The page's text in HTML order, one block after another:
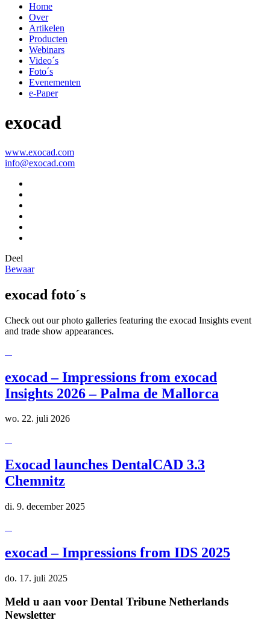
Home
Over
Artikelen
Producten
Webinars
Video´s
Foto´s
Evenementen
e-Paper
exocad
www.exocad.com
info@exocad.com
Deel
Bewaar
exocad foto´s
Check out our photo galleries featuring the exocad Insights event
and trade show appearances.
exocad – Impressions from exocad
Insights 2026 – Palma de Mallorca
wo. 22. juli 2026
Exocad launches DentalCAD 3.3
Chemnitz
di. 9. december 2025
exocad – Impressions from IDS 2025
do. 17. juli 2025
Meld u aan voor Dental Tribune Netherlands
Newsletter